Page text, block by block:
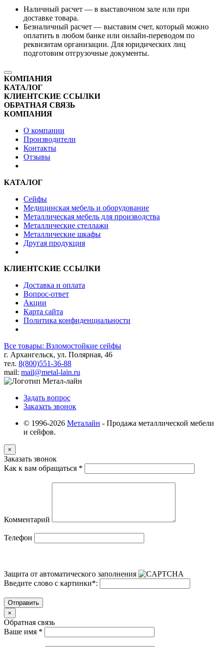
Наличный расчет — в выставочном зале или при
доставке товара.
Безналичный расчет — выставим счет, который можно
оплатить в любом банке или онлайн-переводом по
реквизитам организации. Для юридических лиц
подготовим отгрузочные документы.
КОМПАНИЯ
КАТАЛОГ
КЛИЕНТСКИЕ ССЫЛКИ
ОБРАТНАЯ СВЯЗЬ
КОМПАНИЯ
О компании
Производители
Контакты
Отзывы
КАТАЛОГ
Сейфы
Медицинская мебель и оборудование
Металлическая мебель для производства
Металлические стеллажи
Металлические шкафы
Другая продукция
КЛИЕНТСКИЕ ССЫЛКИ
Доставка и оплата
Вопрос-ответ
Акции
Карта сайта
Политика конфиденциальности
Все товары: Взломостойкие сейфы
г. Архангельск, ул. Полярная, 46
тел. 8(800)551-36-88
mail: mail@metal-lain.ru
Задать вопрос
Заказать звонок
© 1996-2026 Металайн - Продажа металлической мебели
и сейфов.
×
Заказать звонок
Как к вам обращаться *
Комментарий
Телефон
Защита от автоматического заполнения
Введите слово с картинки*:
Отправить
×
Обратная связь
Ваше имя *